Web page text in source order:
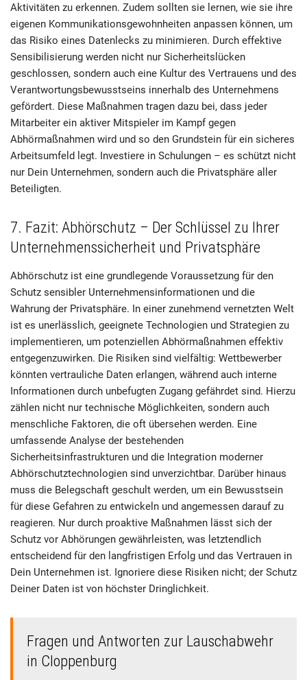
Aktivitäten zu erkennen. Zudem sollten sie lernen, wie sie ihre
eigenen Kommunikationsgewohnheiten anpassen können, um
das Risiko eines Datenlecks zu minimieren. Durch effektive
Sensibilisierung werden nicht nur Sicherheitslücken
geschlossen, sondern auch eine Kultur des Vertrauens und des
Verantwortungsbewusstseins innerhalb des Unternehmens
gefördert. Diese Maßnahmen tragen dazu bei, dass jeder
Mitarbeiter ein aktiver Mitspieler im Kampf gegen
Abhörmaßnahmen wird und so den Grundstein für ein sicheres
Arbeitsumfeld legt. Investiere in Schulungen – es schützt nicht
nur Dein Unternehmen, sondern auch die Privatsphäre aller
Beteiligten.
7. Fazit: Abhörschutz – Der Schlüssel zu Ihrer
Unternehmenssicherheit und Privatsphäre
Abhörschutz ist eine grundlegende Voraussetzung für den
Schutz sensibler Unternehmensinformationen und die
Wahrung der Privatsphäre. In einer zunehmend vernetzten Welt
ist es unerlässlich, geeignete Technologien und Strategien zu
implementieren, um potenziellen Abhörmaßnahmen effektiv
entgegenzuwirken. Die Risiken sind vielfältig: Wettbewerber
könnten vertrauliche Daten erlangen, während auch interne
Informationen durch unbefugten Zugang gefährdet sind. Hierzu
zählen nicht nur technische Möglichkeiten, sondern auch
menschliche Faktoren, die oft übersehen werden. Eine
umfassende Analyse der bestehenden
Sicherheitsinfrastrukturen und die Integration moderner
Abhörschutztechnologien sind unverzichtbar. Darüber hinaus
muss die Belegschaft geschult werden, um ein Bewusstsein
für diese Gefahren zu entwickeln und angemessen darauf zu
reagieren. Nur durch proaktive Maßnahmen lässt sich der
Schutz vor Abhörungen gewährleisten, was letztendlich
entscheidend für den langfristigen Erfolg und das Vertrauen in
Dein Unternehmen ist. Ignoriere diese Risiken nicht; der Schutz
Deiner Daten ist von höchster Dringlichkeit.
Fragen und Antworten zur Lauschabwehr
in Cloppenburg